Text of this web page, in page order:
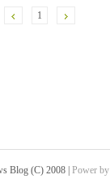
1
Blog (C) 2008 | Power by